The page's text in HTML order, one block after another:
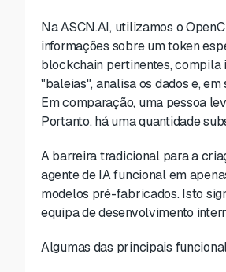
Na ASCN.AI, utilizamos o
informações sobre um token
blockchain pertinentes, compila
"baleias", analisa os dados e,
Em comparação, uma pessoa
Portanto, há uma quantidade
A barreira tradicional para a
agente de IA funcional em
modelos pré-fabricados. Isto
equipa de desenvolvimento
Algumas das principais